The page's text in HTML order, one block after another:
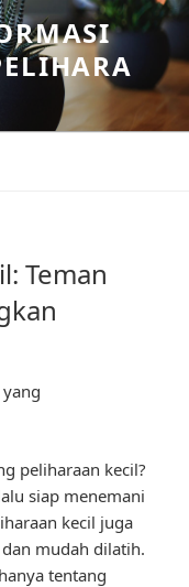
Teman
peliharaan kecil?
siap menemani
kecil juga
mudah dilatih.
tentang